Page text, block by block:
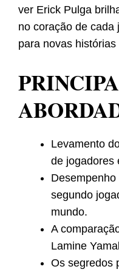
ver Erick Pulga
no coração de cada
para novas
Levamento
de jogadores
segundo
mundo.
A
Lamine
Os segredos